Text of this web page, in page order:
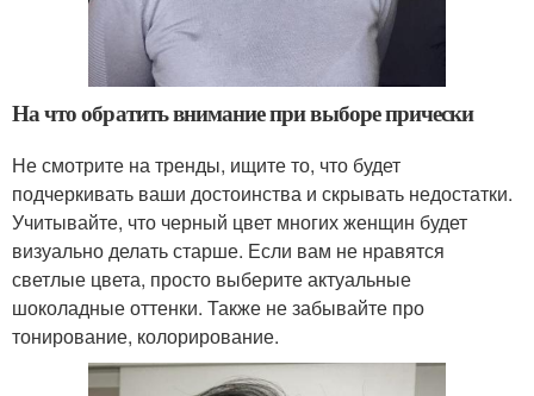
На что обратить внимание при выборе прически
Не смотрите на тренды, ищите то, что будет
подчеркивать ваши достоинства и скрывать недостатки.
Учитывайте, что черный цвет многих женщин будет
визуально делать старше. Если вам не нравятся
светлые цвета, просто выберите актуальные
шоколадные оттенки. Также не забывайте про
тонирование, колорирование.